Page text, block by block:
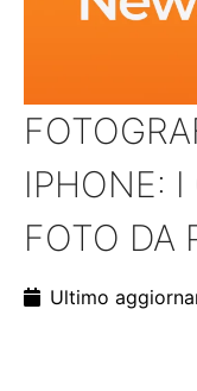
IPHONE: I
FOTO DA
Ultimo